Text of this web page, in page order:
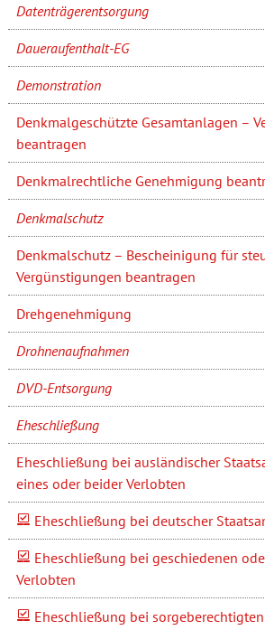
Datenträgerentsorgung
Daueraufenthalt-EG
Demonstration
Denkmalgeschützte Gesamtanlagen –
beantragen
Denkmalrechtliche Genehmigung
Denkmalschutz
Denkmalschutz – Bescheinigung für
Vergünstigungen beantragen
Drehgenehmigung
Drohnenaufnahmen
DVD-Entsorgung
Eheschließung
Eheschließung bei ausländischer
eines oder beider Verlobten
Eheschließung bei deutscher
Eheschließung bei geschiedenen
Verlobten
Eheschließung bei